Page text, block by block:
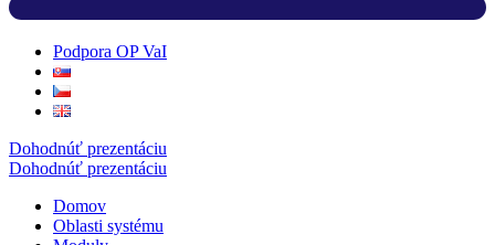
Podpora OP VaI
Dohodnúť prezentáciu
Dohodnúť prezentáciu
Domov
Oblasti systému